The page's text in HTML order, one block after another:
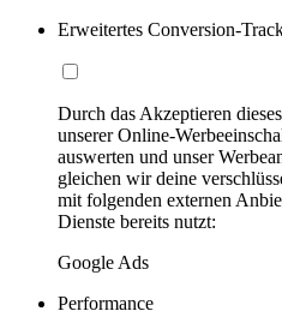
Erweitertes Conversion-
Durch das Akzeptieren
unserer Online-
auswerten und unser
gleichen wir deine
mit folgenden externen
Dienste bereits nutzt:
Google Ads
Performance